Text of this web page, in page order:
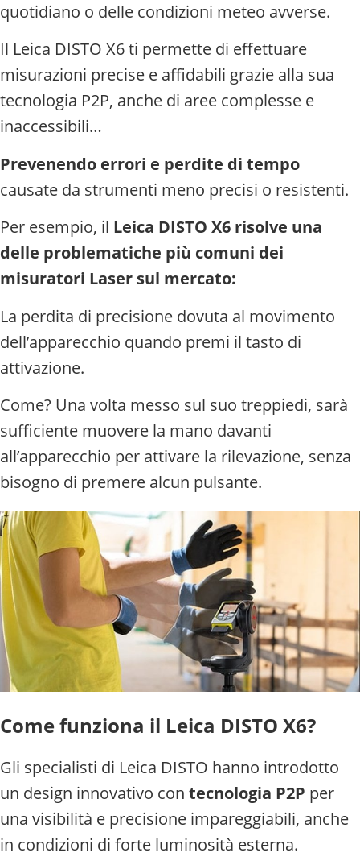
quotidiano o delle condizioni meteo avverse.
Il Leica DISTO X6 ti permette di effettuare
misurazioni precise e affidabili grazie alla sua
tecnologia P2P, anche di aree complesse e
inaccessibili…
Prevenendo errori e perdite di tempo
causate da strumenti meno precisi o resistenti.
Per esempio, il Leica DISTO X6 risolve una
delle problematiche più comuni dei
misuratori Laser sul mercato:
La perdita di precisione dovuta al movimento
dell’apparecchio quando premi il tasto di
attivazione.
Come? Una volta messo sul suo treppiedi, sarà
sufficiente muovere la mano davanti
all’apparecchio per attivare la rilevazione, senza
bisogno di premere alcun pulsante.
Come funziona il Leica DISTO X6?
Gli specialisti di Leica DISTO hanno introdotto
un design innovativo con tecnologia P2P per
una visibilità e precisione impareggiabili, anche
in condizioni di forte luminosità esterna.